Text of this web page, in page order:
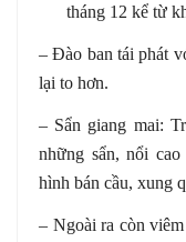
tháng 12 kể từ
– Đào ban tái phát
lại to hơn.
– Sẩn giang mai:
những sẩn, nổi
hình bán cầu, xung
– Ngoài ra còn